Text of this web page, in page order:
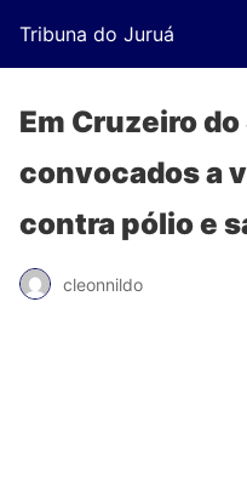
Tribuna do Juruá
Em Cruzeiro
convocados a
contra pólio e
cleonnildo